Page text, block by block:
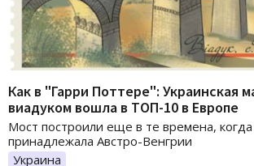
Как в "Гарри Поттере": Украинская
виадуком вошла в ТОП-10 в Европе
Мост построили еще в те времена,
принадлежала Австро-Венгрии
Украина